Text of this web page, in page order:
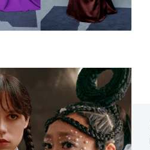
À propos de nous
Groupe Hypebeast